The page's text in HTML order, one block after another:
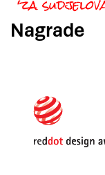
Nagrade